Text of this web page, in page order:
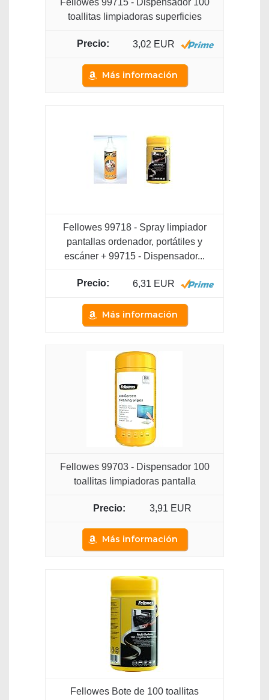
Fellowes 99715 - Dispensador 100
toallitas limpiadoras superficies
3,02 EUR
Más información
Fellowes 99718 - Spray limpiador
pantallas ordenador, portátiles y
escáner + 99715 - Dispensador...
6,31 EUR
Más información
Fellowes 99703 - Dispensador 100
toallitas limpiadoras pantalla
3,91 EUR
Más información
Fellowes Bote de 100 toallitas